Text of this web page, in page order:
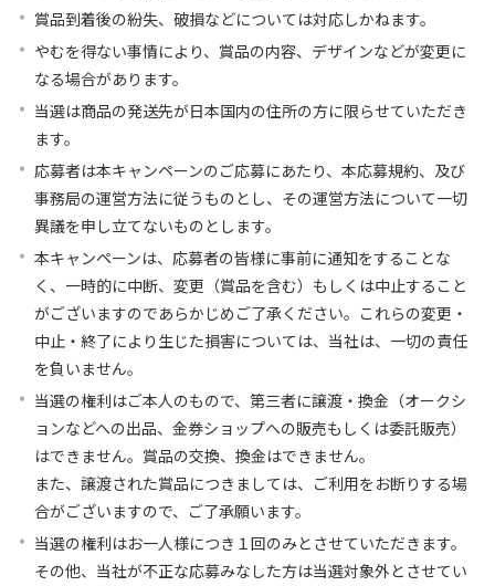
賞品到着後の紛失、破損などについては対応しかねます。
やむを得ない事情により、賞品の内容、デザインなどが変更に
なる場合があります。
当選は商品の発送先が日本国内の住所の方に限らせていただき
ます。
応募者は本キャンペーンのご応募にあたり、本応募規約、及び
事務局の運営方法に従うものとし、その運営方法について一切
異議を申し立てないものとします。
本キャンペーンは、応募者の皆様に事前に通知をすることな
く、一時的に中断、変更（賞品を含む）もしくは中止すること
がございますのであらかじめご了承ください。これらの変更・
中止・終了により生じた損害については、当社は、一切の責任
を負いません。
当選の権利はご本人のもので、第三者に譲渡・換金（オークシ
ョンなどへの出品、金券ショップへの販売もしくは委託販売）
はできません。賞品の交換、換金はできません。
また、譲渡された賞品につきましては、ご利用をお断りする場
合がございますので、ご了承願います。
当選の権利はお一人様につき１回のみとさせていただきます。
その他、当社が不正な応募みなした方は当選対象外とさせてい